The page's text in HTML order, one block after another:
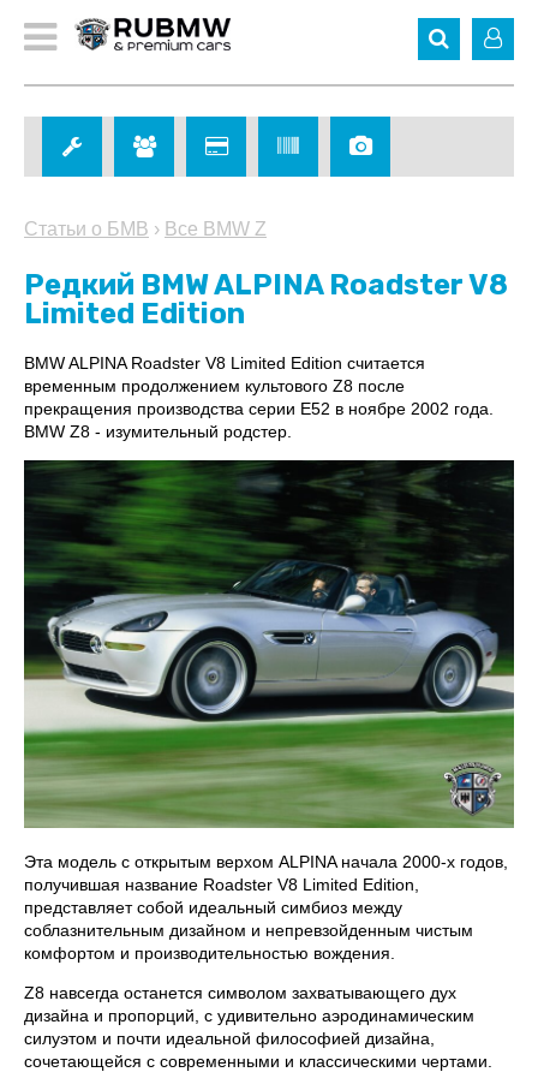
Статьи о БМВ › Все BMW Z
Редкий BMW ALPINA Roadster V8
Limited Edition
BMW ALPINA Roadster V8 Limited Edition считается
временным продолжением культового Z8 после
прекращения производства серии E52 в ноябре 2002 года.
BMW Z8 - изумительный родстер.
Эта модель с открытым верхом ALPINA начала 2000-х годов,
получившая название Roadster V8 Limited Edition,
представляет собой идеальный симбиоз между
соблазнительным дизайном и непревзойденным чистым
комфортом и производительностью вождения.
Z8 навсегда останется символом захватывающего дух
дизайна и пропорций, с удивительно аэродинамическим
силуэтом и почти идеальной философией дизайна,
сочетающейся с современными и классическими чертами.